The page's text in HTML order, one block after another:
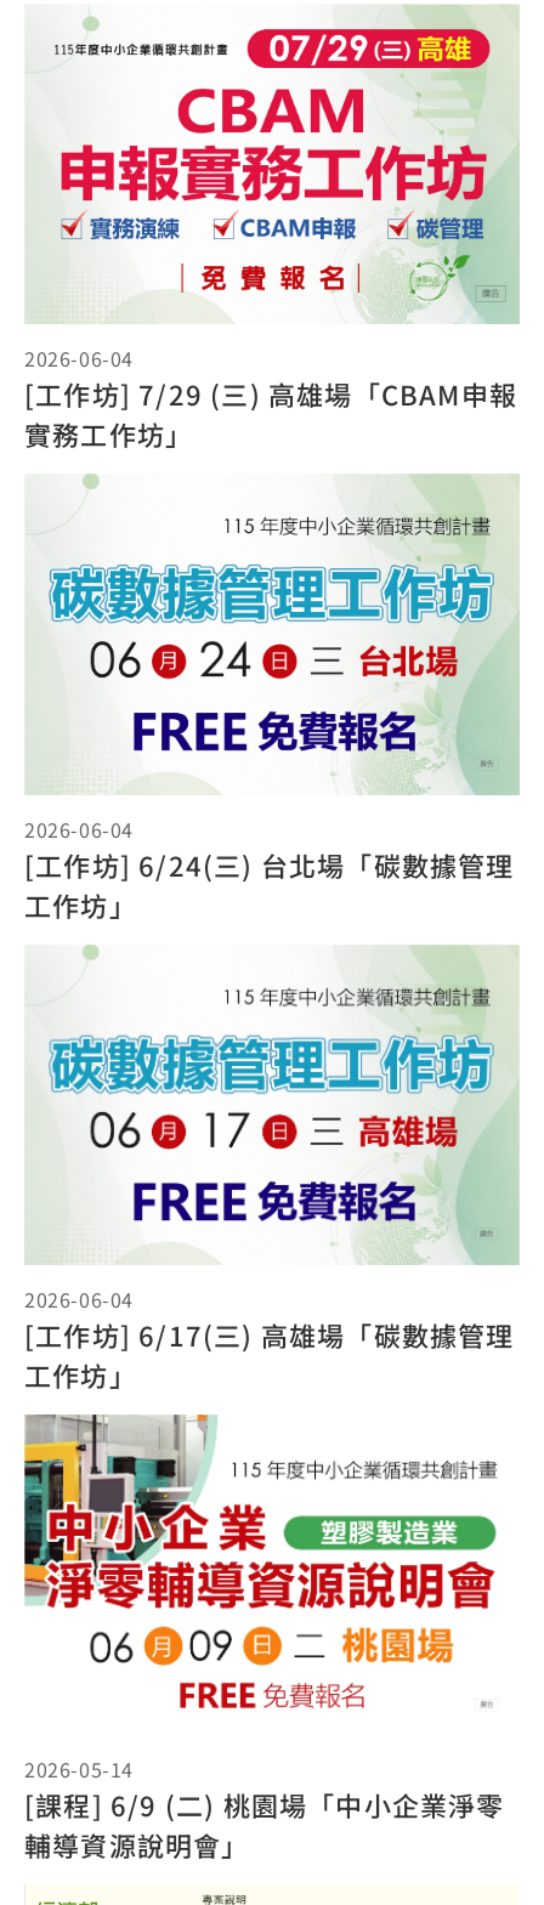
2026-06-04
[工作坊] 7/29 (三) 高雄場「CBAM申報
實務工作坊」
2026-06-04
[工作坊] 6/24(三) 台北場「碳數據管理
工作坊」
2026-06-04
[工作坊] 6/17(三) 高雄場「碳數據管理
工作坊」
2026-05-14
[課程] 6/9 (二) 桃園場「中小企業淨零
輔導資源說明會」